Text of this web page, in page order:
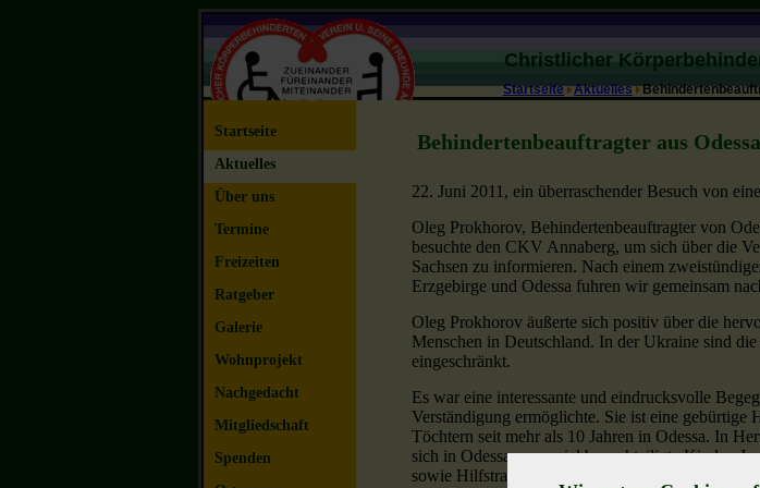
Christlicher
Startseite Aktuelles
Startseite
Aktuelles
Über uns
Termine
Freizeiten
Ratgeber
Galerie
Wohnprojekt
Nachgedacht
Mitgliedschaft
Spenden
Behindertenbeauftragter aus
22. Juni 2011, ein überraschender Besuch von
Oleg Prokhorov, Behindertenbeauftragter von
besuchte den CKV Annaberg, um sich über die
Sachsen zu informieren. Nach einem
Erzgebirge und Odessa fuhren wir gemeinsam
Oleg Prokhorov äußerte sich positiv über die
Menschen in Deutschland. In der Ukraine sind
eingeschränkt.
Es war eine interessante und eindrucksvolle
Verständigung ermöglichte. Sie ist eine
Töchtern seit mehr als 10 Jahren in Odessa. In
sich in Odessa um sozial benachteiligte Kinder,
sowie Hilfstransporte organisiert. Besonders